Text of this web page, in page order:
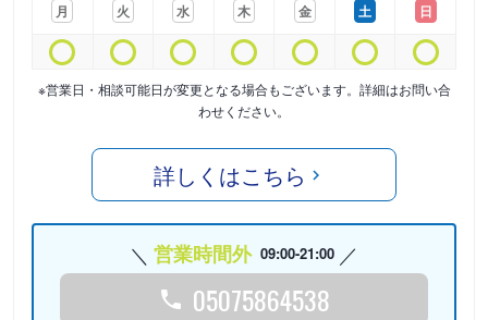
月
火
水
木
金
土
日
※営業日・相談可能日が変更となる場合もございます。詳細はお問い合
わせください。
詳しくはこちら
営業時間外 09:00-21:00
05075864538